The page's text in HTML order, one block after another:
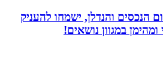
והנדלן, ישמחו להעניק
במגוון נושאים!